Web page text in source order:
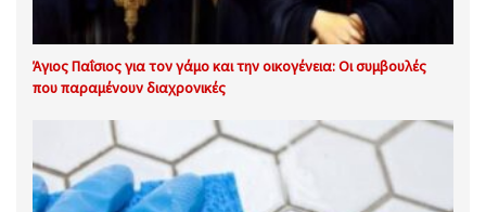
Άγιος Παΐσιος για τον γάμο και την οικογένεια: Οι συμβουλές
που παραμένουν διαχρονικές